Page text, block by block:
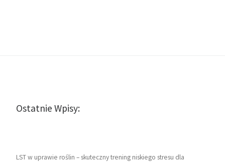
Ostatnie Wpisy:
LST w uprawie roślin – skuteczny trening niskiego stresu dla